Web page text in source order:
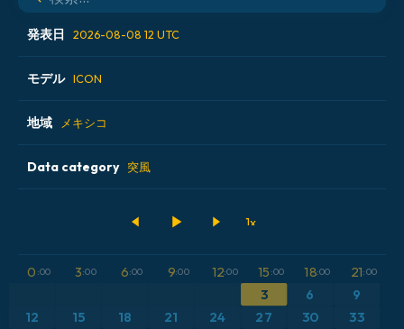
発表日 2026-08-08 12 UTC
2026-08-08 00 UTC
2026-08-08 06 UTC
2026-08-08 12 UTC
モデル ICON
ALADIN CZ 2.3 km
ECMWF AIFS [AI]
地域 メキシコ
アイスランド
Data category 突風
0 :00 3:00 6:00 9:00 12:00 15 :00 18:00 21:00
3 6 9
12 15 18 21 24 27 30 33